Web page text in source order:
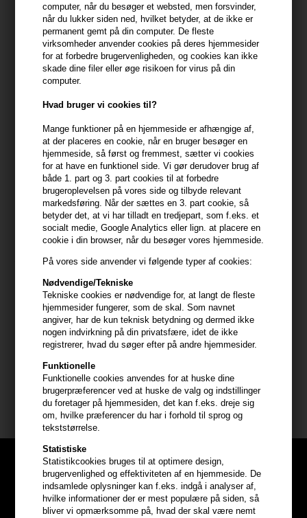
computer, når du besøger et websted, men forsvinder,
når du lukker siden ned, hvilket betyder, at de ikke er
permanent gemt på din computer. De fleste
virksomheder anvender cookies på deres hjemmesider
for at forbedre brugervenligheden, og cookies kan ikke
skade dine filer eller øge risikoen for virus på din
computer.
Hvad bruger vi cookies til?
Mange funktioner på en hjemmeside er afhængige af,
at der placeres en cookie, når en bruger besøger en
hjemmeside, så først og fremmest, sætter vi cookies
for at have en funktionel side. Vi gør derudover brug af
både 1. part og 3. part cookies til at forbedre
brugeroplevelsen på vores side og tilbyde relevant
markedsføring. Når der sættes en 3. part cookie, så
betyder det, at vi har tilladt en tredjepart, som f.eks. et
socialt medie, Google Analytics eller lign. at placere en
cookie i din browser, når du besøger vores hjemmeside.
På vores side anvender vi følgende typer af cookies:
Nødvendige/Tekniske
Tekniske cookies er nødvendige for, at langt de fleste
hjemmesider fungerer, som de skal. Som navnet
angiver, har de kun teknisk betydning og dermed ikke
nogen indvirkning på din privatsfære, idet de ikke
registrerer, hvad du søger efter på andre hjemmesider.
Funktionelle
Funktionelle cookies anvendes for at huske dine
brugerpræferencer ved at huske de valg og indstillinger
du foretager på hjemmesiden, det kan f.eks. dreje sig
om, hvilke præferencer du har i forhold til sprog og
tekststørrelse.
Statistiske
Statistikcookies bruges til at optimere design,
brugervenlighed og effektiviteten af en hjemmeside. De
indsamlede oplysninger kan f.eks. indgå i analyser af,
hvilke informationer der er mest populære på siden, så
bliver vi opmærksomme på, hvad der skal være nemt
IdHAIR Solutions 1 er en shampoo til normalt og fedtet hår - til dig
med skæl og/eller irriteret hovedbund.
IdHAIR Solutions 1 Shampoo egenskaber
Solutions Shampoo 1 fra IdHAIR er udviklet specielt til dig der har
hovedbund, overproduktion af talg eller skæl. Shampooen er
derfor beriget med et hav af ingredienser, der effektivt hjælper dig
i disse situationer. IdHAIR Solutions 1 Shampoo indeholder bl.a.
climbazole, der virker mod malassezia furfursvampen, som kan
være en af årsagerne til skæl.
Udover det har IdHAIR Solutions 1 Shampoo også et indhold af
piroctone olamine, undecylensyre, heliosolanum, rosmarin og
salicsyre, der hver især sørger for en frisk hovedbund, fjernelse
af skæl, beskyttende mod uv-stråling samt forhindring af høj
talgafsondring. Shampooen er fri for parfume og parabener.
Brug IdHAIR Solutions 1 Shampoo sådan
- Anvend Solutions 1 dagligt eller 3 – 4 gange i ugen
- Påfør shampooen i håret og lad den virke i 3 -5 minutter
- Skyl herefter ud
Indhold: 500ml med pumpe
IdHAIR Solutions